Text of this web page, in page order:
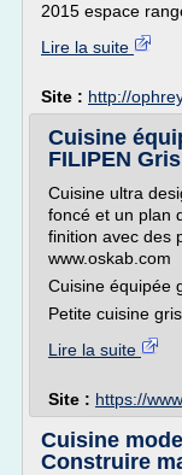
2015 espace
Lire la suite
Site : http://
Cuisine
FILIPEN
Cuisine ultra
foncé et un plan
finition avec des
www.oskab.com
Cuisine équipée
Petite cuisine
Lire la suite
Site : https://
Cuisine
Construire